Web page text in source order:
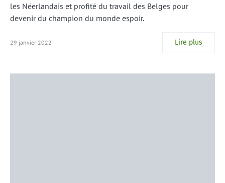
les Néerlandais et profité du travail des Belges pour
devenir du champion du monde espoir.
29 janvier 2022 Lire plus